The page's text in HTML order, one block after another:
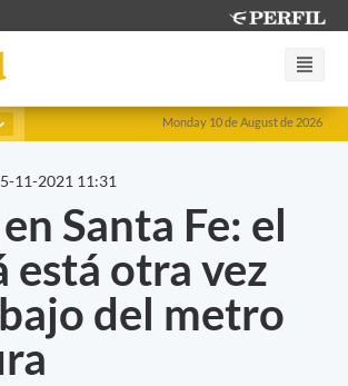
Monday 10 de August de 2026
11-2021 11:31
Santa Fe: el
está otra vez
del metro